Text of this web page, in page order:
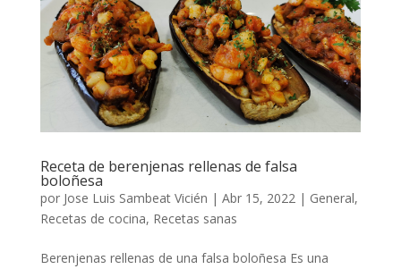
Receta de berenjenas rellenas de falsa
boloñesa
por Jose Luis Sambeat Vicién | Abr 15, 2022| General,
Recetas de cocina, Recetas sanas
Berenjenas rellenas de una falsa boloñesa Es una